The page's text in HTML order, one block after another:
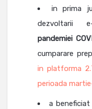
in prima
dezvoltarii
pandemiei
cumparare
in platforma
perioada
a